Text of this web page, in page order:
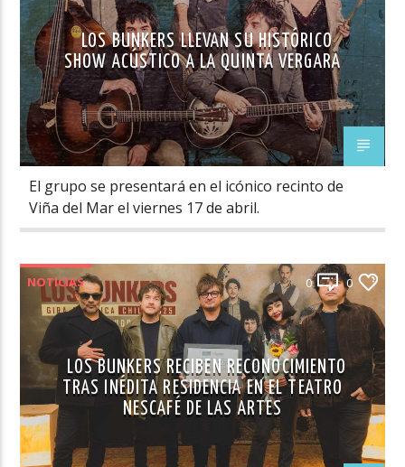
LOS BUNKERS LLEVAN SU HISTÓRICO
SHOW ACÚSTICO A LA QUINTA VERGARA
El grupo se presentará en el icónico recinto de
Viña del Mar el viernes 17 de abril.
NOTICIAS 0 0
LOS BUNKERS RECIBEN RECONOCIMIENTO
TRAS INÉDITA RESIDENCIA EN EL TEATRO
NESCAFÉ DE LAS ARTES